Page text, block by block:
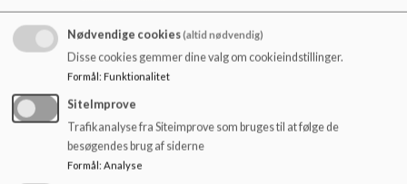
d
Tools for alle
Wiki for alle
Open for alle - fejl i øjeblikket
ai for alle
Nødvendige cookies(altid nødvendig)
Disse cookies gemmer dine valg om cookieindstillinger.
Formål: Funktionalitet
SiteImprove
Trafikanalyse fra Siteimprove som bruges til at følge de
besøgendes brug af siderne
Formål: Analyse